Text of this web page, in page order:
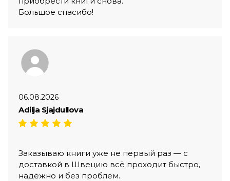
Большое спасибо!
06.08.2026
Adilja Sjajdullova
Заказываю книги уже не первый раз — с
доставкой в Швецию всё проходит быстро,
надёжно и без проблем.